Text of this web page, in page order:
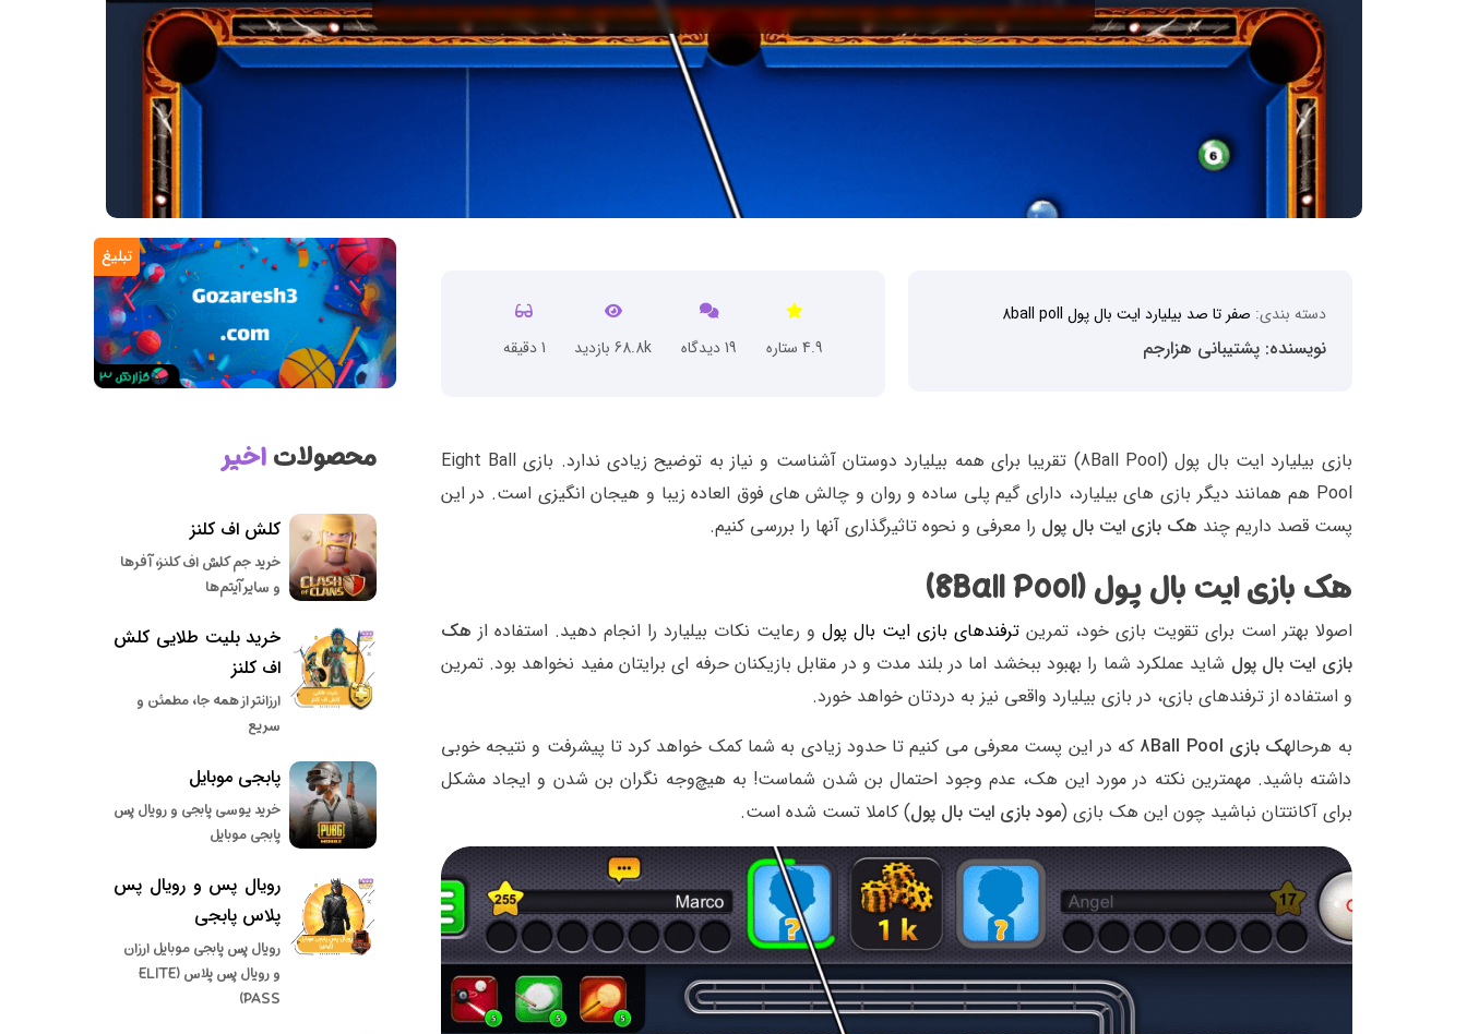
دسته بندی: صفر تا صد بیلیارد ایت بال پول 8ball poll
نویسنده: پشتیبانی هزارجم 4.9 ستاره 19 دیدگاه 68.8k بازدید 1 دقیقه
بازی بیلیارد ایت بال پول (8Ball Pool) تقریبا برای همه بیلیارد دوستان آشناست و نیاز به توضیح زیادی ندارد. بازی Eight Ball
Pool هم همانند دیگر بازی های بیلیارد، دارای گیم پلی ساده و روان و چالش های فوق العاده زیبا و هیجان انگیزی است. در این
پست قصد داریم چند هک بازی ایت بال پول را معرفی و نحوه تاثیرگذاری آنها را بررسی کنیم.
هک بازی ایت بال پول (8Ball Pool)
اصولا بهتر است برای تقویت بازی خود، تمرینترفندهای بازی ایت بال پول و رعایت نکات بیلیارد را انجام دهید. استفاده از هک
بازی ایت بال پول شاید عملکرد شما را بهبود ببخشد اما در بلند مدت و در مقابل بازیکنان حرفه ای برایتان مفید نخواهد بود. تمرین
و استفاده از ترفندهای بازی، در بازی بیلیارد واقعی نیز به دردتان خواهد خورد.
به هرحالهک بازی 8Ball Pool
که در این پست معرفی می کنیم تا حدود زیادی به شما کمک خواهد کرد تا پیشرفت و نتیجه خوبی
داشته باشید. مهمترین نکته در مورد این هک، عدم وجود احتمال بن شدن شماست! به هیچ‌وجه نگران بن شدن و ایجاد مشکل
برای آکانتتان نباشید چون این هک بازی (مود بازی ایت بال پول) کاملا تست شده است.
تبلیغ
محصولاتاخیر
کلش اف کلنز
خرید جم کلش اف کلنز، آفرها
و سایر آیتم‌ها
خرید بلیت طلایی کلش
اف کلنز
ارزانتر از همه جا، مطمئن و
سریع
پابجی موبایل
خرید یوسی پابجی و رویال پس
پابجی موبایل
رویال پس و رویال پس
پلاس پابجی
رویال پس پابجی موبایل ارزان
و رویال پس پلاس (ELITE
PASS)